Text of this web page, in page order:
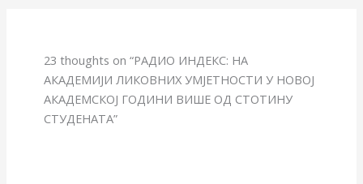
23 thoughts on “РАДИО ИНДЕКС: НА
АКАДЕМИЈИ ЛИКОВНИХ УМЈЕТНОСТИ У НОВОЈ
АКАДЕМСКОЈ ГОДИНИ ВИШЕ ОД СТОТИНУ
СТУДЕНАТА”